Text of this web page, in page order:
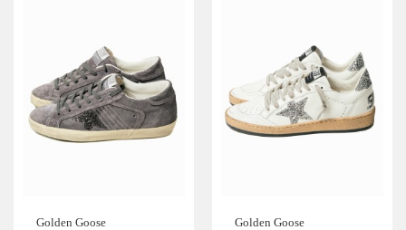
Golden Goose
Golden Goose